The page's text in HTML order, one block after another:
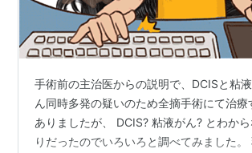
手術前の主治医からの説明で、DCISと粘
ん同時多発の疑いのため全摘手術にて治療
ありましたが、 DCIS? 粘液がん? とわか
りだったのでいろいろと調べてみました